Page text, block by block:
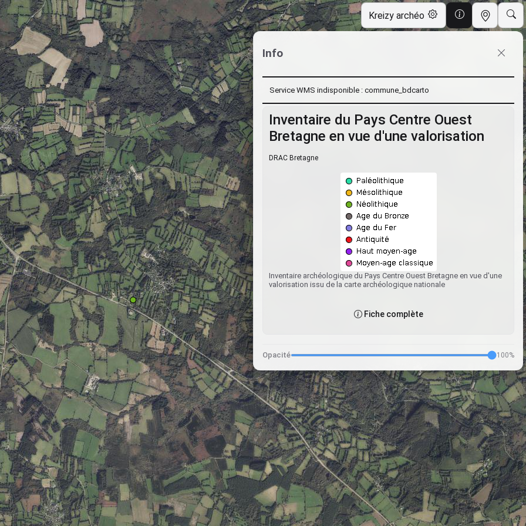
Kreizy archéo
Info
Service WMS indisponible : commune_bdcarto
Inventaire du Pays Centre Ouest
Bretagne en vue d'une valorisation
DRAC Bretagne
Inventaire archéologique du Pays Centre Ouest Bretagne en vue d'une
valorisation issu de la carte archéologique nationale
Fiche complète
Opacité 100%